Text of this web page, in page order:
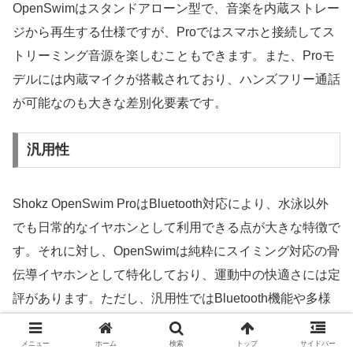
OpenSwimはスタンドアローン型で、音楽を内蔵ストレー
ジから再生する仕様ですが、Proではスマホと接続してス
トリーミング音源を楽しむこともできます。また、Proモ
デルには内蔵マイクが搭載されており、ハンズフリー通話
が可能なのも大きな差別化要素です。
汎用性
Shokz OpenSwim ProはBluetooth対応により、水泳以外
でも日常的なイヤホンとして利用できる点が大きな特徴で
す。それに対し、OpenSwimは純粋にスイミング対応の骨
伝導イヤホンとして特化しており、運動中の快適さには定
評があります。ただし、汎用性ではBluetooth機能や多様
な再生フォーマットを備えたProモデルに軍配が上がりま
す。
メニュー ホーム 検索 トップ サイドバー